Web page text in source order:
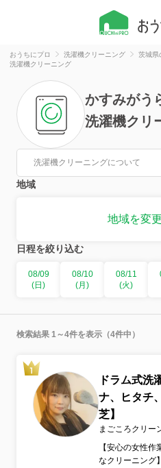
おうちにプロ 洗濯機クリーニング 茨城県
洗濯機クリーニング
かすみがう
洗濯機クリ
洗濯機クリーニングについて
地域
地域を変
日程を絞り込む
08/09
(日)
08/10
(月)
08/11
(火)
検索結果 1～4件を表示（4件中）
ドラム式洗
ナ、ヒタチ
芝】
まごころクリー
【安心の女性
なクリーニング